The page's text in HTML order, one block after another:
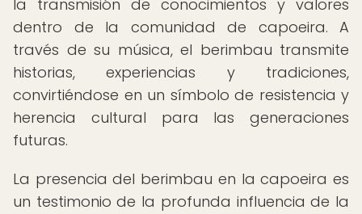
la transmisión de conocimientos y valores
dentro de la comunidad de capoeira. A
través de su música, el berimbau transmite
historias, experiencias y tradiciones,
convirtiéndose en un símbolo de resistencia y
herencia cultural para las generaciones
futuras.
La presencia del berimbau en la capoeira es
un testimonio de la profunda influencia de la